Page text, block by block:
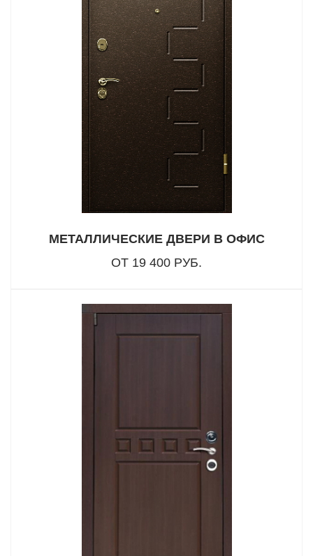
МЕТАЛЛИЧЕСКИЕ ДВЕРИ В ОФИС
ОТ 19 400 РУБ.